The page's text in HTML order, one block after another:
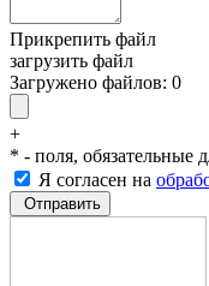
Прикрепить файл
загрузить файл
Загружено файлов: 0
+
* - поля, обязательные
Я согласен на